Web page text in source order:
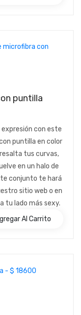
puntilla
expresión con este
puntilla en color
tus curvas,
en un halo de
conjunto te hará
sitio web o en
tu lado más sexy.
Al Carrito